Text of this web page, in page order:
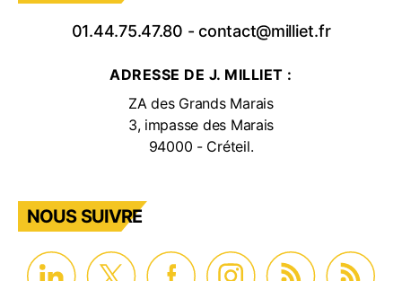
01.44.75.47.80 -contact@milliet.fr
ADRESSE DE J. MILLIET :
ZA des Grands Marais
3, impasse des Marais
94000 - Créteil.
NOUS SUIVRE